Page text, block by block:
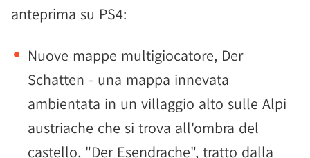
anteprima su PS4:
Nuove mappe multigiocatore, Der
Schatten - una mappa innevata
ambientata in un villaggio alto sulle Alpi
austriache che si trova all'ombra del
castello, "Der Esendrache", tratto dalla